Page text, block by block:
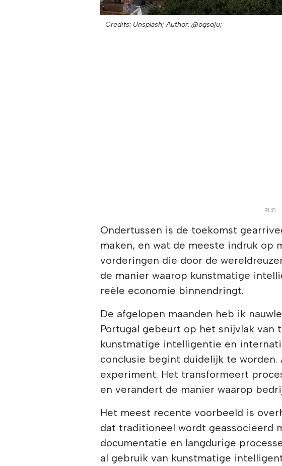
Credits: Unsplash; Author: @ogsoju;
Ondertussen is de toekomst
maken, en wat de meeste indruk op
vorderingen die door de
de manier waarop kunstmatige
reële economie binnendringt.
De afgelopen maanden heb ik
Portugal gebeurt op het snijvlak van
kunstmatige intelligentie en
conclusie begint duidelijk te worden.
experiment. Het transformeert
en verandert de manier waarop
Het meest recente voorbeeld is
dat traditioneel wordt geassocieerd
documentatie en langdurige
al gebruik van kunstmatige